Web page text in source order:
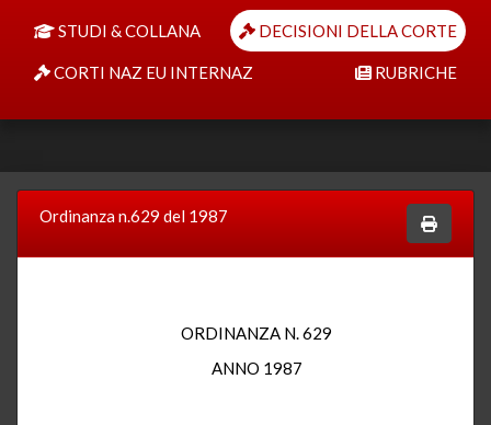
STUDI & COLLANA DECISIONI DELLA CORTE
CORTI NAZ EU INTERNAZ RUBRICHE
Ordinanza n.629 del 1987
ORDINANZA N. 629
ANNO 1987